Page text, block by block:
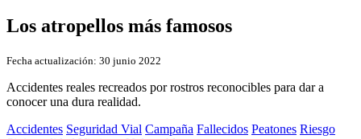
Los atropellos más famosos
Fecha actualización: 30 junio 2022
Accidentes reales recreados por rostros reconocibles para dar a
conocer una dura realidad.
Accidentes Seguridad Vial Campaña Fallecidos Peatones Riesgo